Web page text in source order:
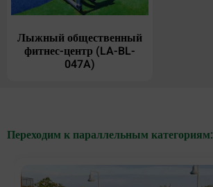
Лыжный общественный
фитнес-центр (LA-BL-
047A)
Переходим к параллельным категориям: